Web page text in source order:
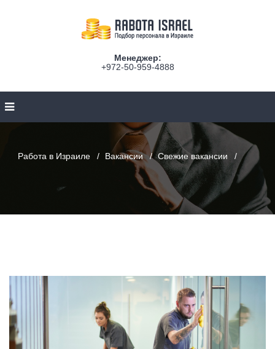
Менеджер:
+972-50-959-4888
Работа в Израиле Вакансии Свежие вакансии